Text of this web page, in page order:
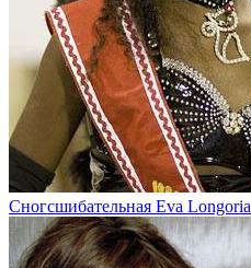
Сногсшибательная Eva Longoria